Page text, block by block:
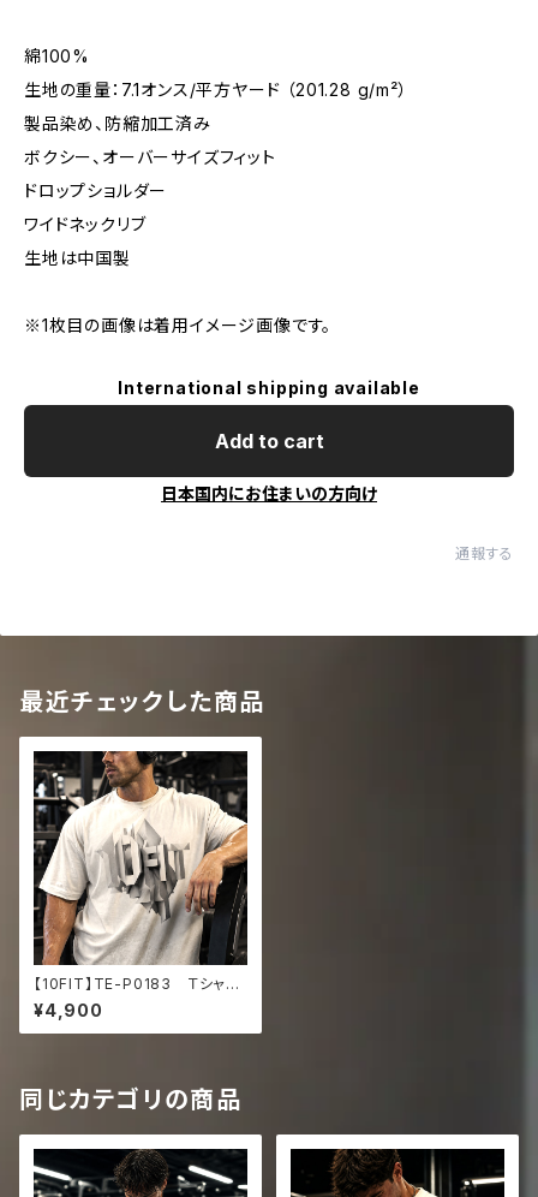
綿100%
生地の重量：7.1オンス/平方ヤード （201.28 g/m²）
製品染め、防縮加工済み
ボクシー、オーバーサイズフィット
ドロップショルダー
ワイドネックリブ
生地は中国製
※1枚目の画像は着用イメージ画像です。
International shipping available
Add to cart
日本国内にお住まいの方向け
通報する
最近チェックした商品
【10FIT】TE-P0183 Ｔシャ
ツ トレーニング 筋トレ 10F
ITアートデザイン Oversize
d faded t-shirt
¥4,900
同じカテゴリの商品